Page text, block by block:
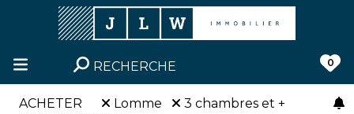
RECHERCHE 0
ACHETER Lomme
3 chambres et +